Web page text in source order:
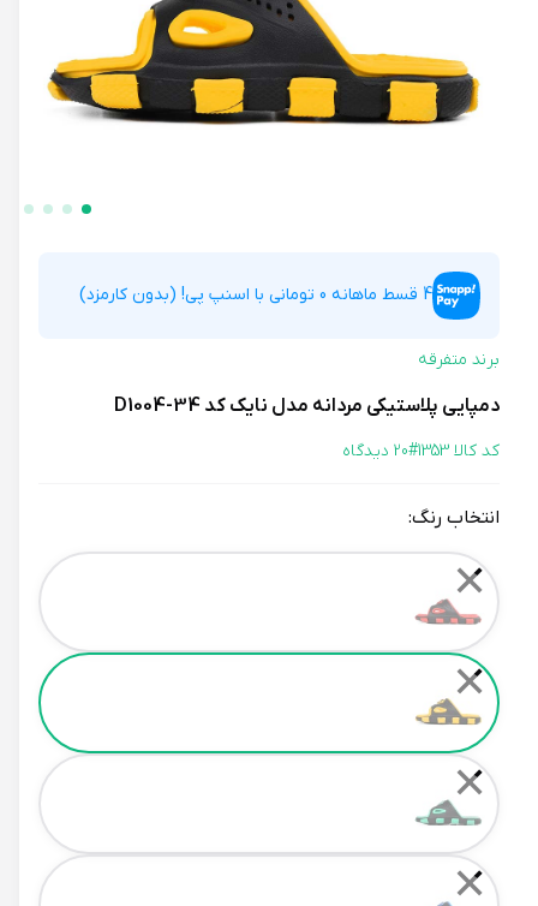
4 قسط ماهانه 0 تومانی با اسنپ پی! (بدون کارمزد)
برند متفرقه
دمپایی پلاستیکی مردانه مدل نایک کد 34-D1004
کد کالا 1353# 20 دیدگاه
انتخاب رنگ:
Color
✕
✕
✕
✕